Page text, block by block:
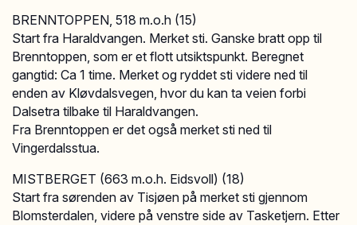
BRENNTOPPEN, 518 m.o.h (15)
Start fra Haraldvangen. Merket sti. Ganske bratt opp til
Brenntoppen, som er et flott utsiktspunkt. Beregnet
gangtid: Ca 1 time. Merket og ryddet sti videre ned til
enden av Kløvdalsvegen, hvor du kan ta veien forbi
Dalsetra tilbake til Haraldvangen.
Fra Brenntoppen er det også merket sti ned til
Vingerdalsstua.
MISTBERGET (663 m.o.h. Eidsvoll) (18)
Start fra sørenden av Tisjøen på merket sti gjennom
Blomsterdalen, videre på venstre side av Tasketjern. Etter